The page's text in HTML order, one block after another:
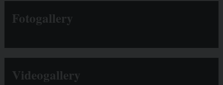
Fotogallery
Videogallery